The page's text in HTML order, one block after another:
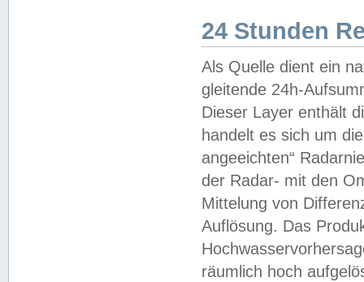
24 Stunden
Als Quelle dient ein
gleitende 24h-
Dieser Layer enthält
handelt es sich um
angeeichten“
der Radar- mit den
Mittelung von
Auflösung. Das
räumlich hoch